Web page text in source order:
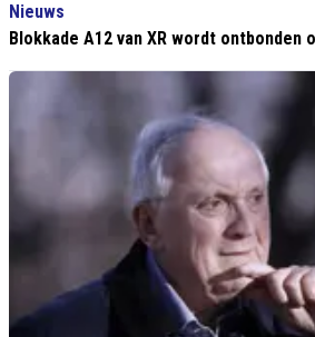
Nieuws
Blokkade A12 van XR wordt